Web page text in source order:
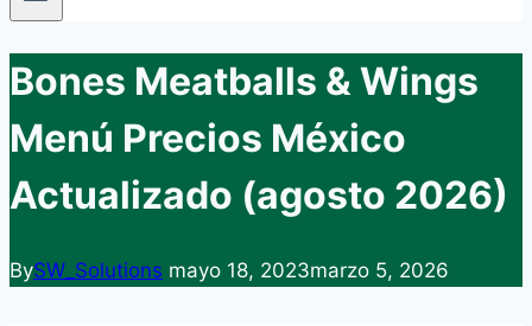
Bones Meatballs & Wings
Menú Precios México
Actualizado (agosto 2026)
BySW_Solutions mayo 18, 2023marzo 5, 2026